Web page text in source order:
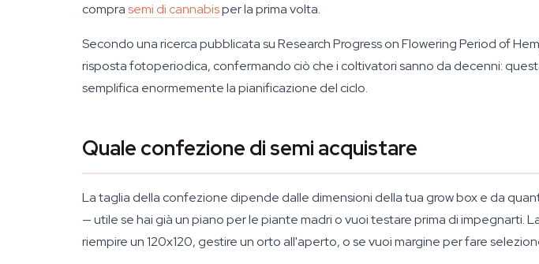
comprasemi di cannabisper la prima volta.
Secondo una ricerca pubblicata suResearch Progress on Flowering Period of
risposta fotoperiodica, confermando ciò che i coltivatori sanno da decenni:
semplifica enormemente la pianificazione del ciclo.
Quale confezione di semi acquistare
La taglia della confezione dipende dalle dimensioni della tua grow box e da
— utile se hai già un piano per le piante madri o vuoi testare prima di impegnarti.
riempire un 120x120, gestire un orto all'aperto, o se vuoi margine per fare